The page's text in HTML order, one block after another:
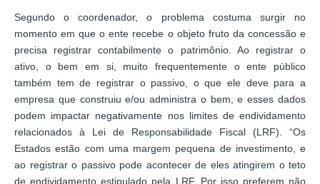
Segundo o coordenador, o problema costuma surgir no
momento em que o ente recebe o objeto fruto da concessão e
precisa registrar contabilmente o patrimônio. Ao registrar o
ativo, o bem em si, muito frequentemente o ente público
também tem de registrar o passivo, o que ele deve para a
empresa que construiu e/ou administra o bem, e esses dados
podem impactar negativamente nos limites de endividamento
relacionados à Lei de Responsabilidade Fiscal (LRF). “Os
Estados estão com uma margem pequena de investimento, e
ao registrar o passivo pode acontecer de eles atingirem o teto
de endividamento estipulado pela LRF. Por isso preferem não